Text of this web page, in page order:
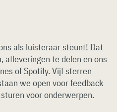
als luisteraar steunt! Dat
afleveringen te delen en ons
of Spotify. Vijf sterren
we open voor feedback
voor onderwerpen.